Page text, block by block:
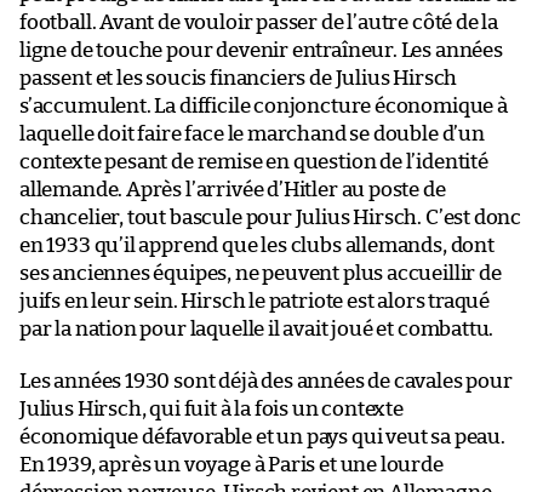
football. Avant de vouloir passer de l’autre côté de la
ligne de touche pour devenir entraîneur. Les années
passent et les soucis financiers de Julius Hirsch
s’accumulent. La difficile conjoncture économique à
laquelle doit faire face le marchand se double d’un
contexte pesant de remise en question de l’identité
allemande. Après l’arrivée d’Hitler au poste de
chancelier, tout bascule pour Julius Hirsch. C’est donc
en 1933 qu’il apprend que les clubs allemands, dont
ses anciennes équipes, ne peuvent plus accueillir de
juifs en leur sein. Hirsch le patriote est alors traqué
par la nation pour laquelle il avait joué et combattu.
Les années 1930 sont déjà des années de cavales pour
Julius Hirsch, qui fuit à la fois un contexte
économique défavorable et un pays qui veut sa peau.
En 1939, après un voyage à Paris et une lourde